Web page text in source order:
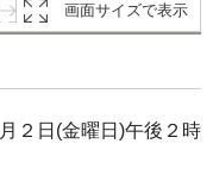
画面サイズで表示
２日(金曜日)午後２時